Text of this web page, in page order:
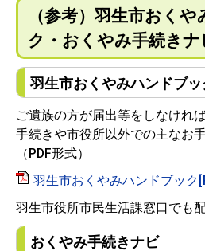
（参考）羽生市おく
ク・おくやみ手続き
羽生市おくやみハンドブッ
ご遺族の方が届出等をしなけれ
手続きや市役所以外での主なお
（PDF形式）
羽生市おくやみハンドブック
羽生市役所市民生活課窓口でも
おくやみ手続きナビ